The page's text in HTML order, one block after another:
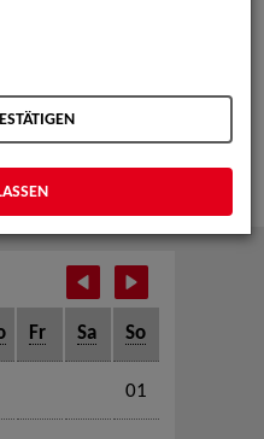
Serienfestival in Weimar
Crew Call Weimar.
Fr Sa So
01